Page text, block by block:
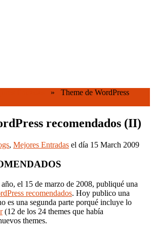
» Theme de WordPress
recomendados (II)
, Mejores Entradas el día 15 March 2009
el 15 de marzo de 2008, publiqué una
recomendados. Hoy publico una
es una segunda parte porqué incluye lo
(12 de los 24 themes que había
themes.